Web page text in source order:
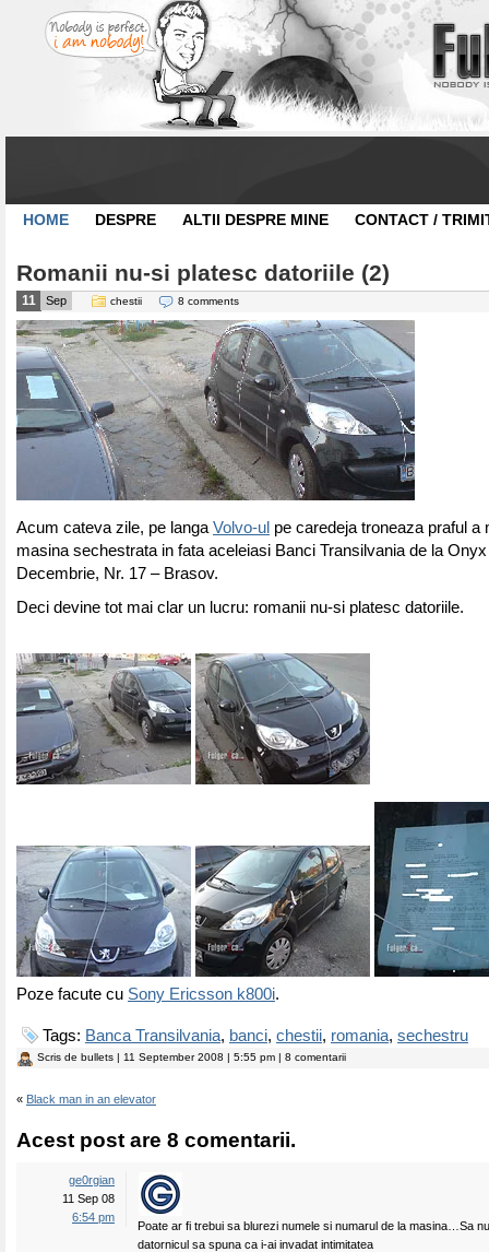
HOME DESPRE ALTII DESPRE MINE CONTACT /
Romanii nu-si platesc datoriile (2)
11 Sep chestii 8 comments
Acum cateva zile, pe langa Volvo-ul pe caredeja troneaza praful a
masina sechestrata in fata aceleiasi Banci Transilvania de la
Decembrie, Nr. 17 – Brasov.
Deci devine tot mai clar un lucru: romanii nu-si platesc datoriile.
Poze facute cu Sony Ericsson k800i.
Tags: Banca Transilvania, banci, chestii, romania, sechestru
Scris de bullets | 11 September 2008 | 5:55 pm | 8 comentarii
« Black man in an elevator
Acest post are 8 comentarii.
ge0rgian
11 Sep 08
6:54 pm
Poate ar fi trebui sa blurezi numele si numarul de la masina…Sa
datornicul sa spuna ca i-ai invadat intimitatea